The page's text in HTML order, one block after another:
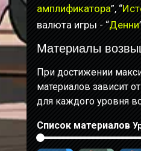
амплификатора”, “
валюта игры - “Денни
Материалы
При достижении
материалов зависит
для каждого уровня
Список материалов